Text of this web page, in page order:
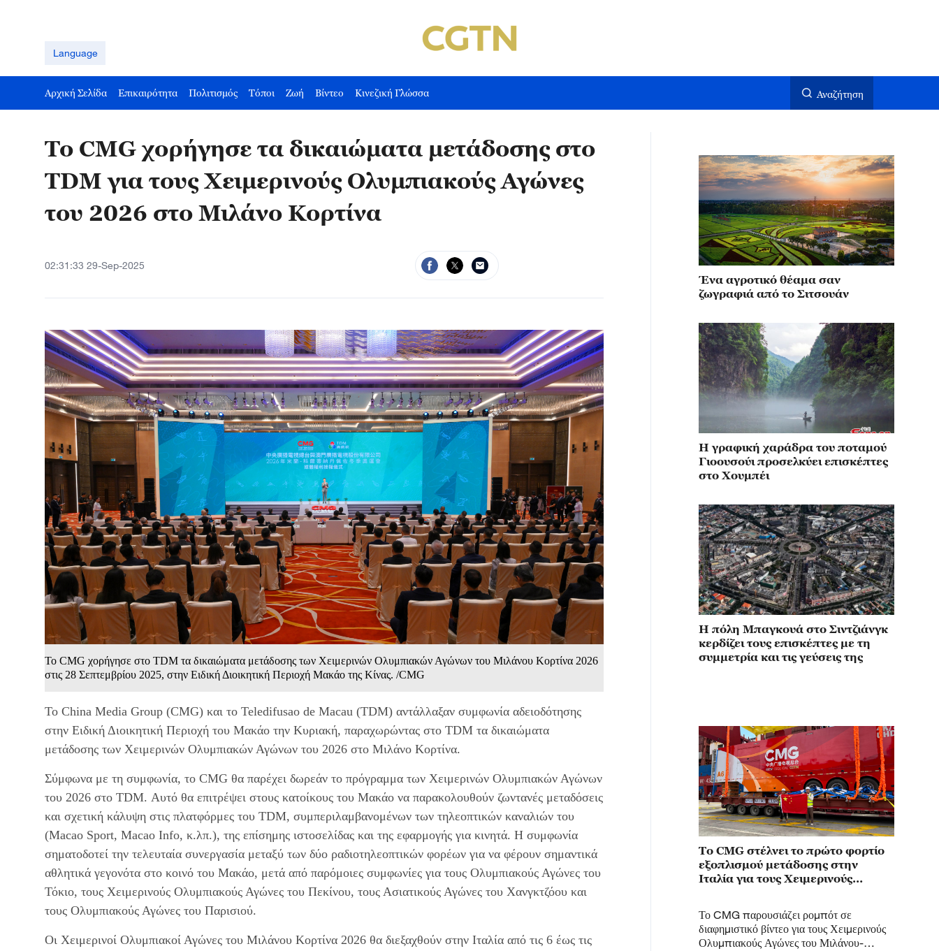
Language
Αρχική Σελίδα Επικαιρότητα Πολιτισμός Τόποι Ζωή Βίντεο Κινεζική Γλώσσα Αναζήτηση
Το CMG χορήγησε τα δικαιώματα μετάδοσης στο
TDM για τους Χειμερινούς Ολυμπιακούς Αγώνες
του 2026 στο Μιλάνο Κορτίνα
02:31:33 29-Sep-2025
Το CMG χορήγησε στο TDM τα δικαιώματα μετάδοσης των Χειμερινών Ολυμπιακών Αγώνων του Μιλάνου Κορτίνα 2026
στις 28 Σεπτεμβρίου 2025, στην Ειδική Διοικητική Περιοχή Μακάο της Κίνας. /CMG
Το China Media Group (CMG) και το Teledifusao de Macau (TDM) αντάλλαξαν συμφωνία αδειοδότησης
στην Ειδική Διοικητική Περιοχή του Μακάο την Κυριακή, παραχωρώντας στο TDM τα δικαιώματα
μετάδοσης των Χειμερινών Ολυμπιακών Αγώνων του 2026 στο Μιλάνο Κορτίνα.
Σύμφωνα με τη συμφωνία, το CMG θα παρέχει δωρεάν το πρόγραμμα των Χειμερινών Ολυμπιακών Αγώνων
του 2026 στο TDM. Αυτό θα επιτρέψει στους κατοίκους του Μακάο να παρακολουθούν ζωντανές μεταδόσεις
και σχετική κάλυψη στις πλατφόρμες του TDM, συμπεριλαμβανομένων των τηλεοπτικών καναλιών του
(Macao Sport, Macao Info, κ.λπ.), της επίσημης ιστοσελίδας και της εφαρμογής για κινητά. Η συμφωνία
σηματοδοτεί την τελευταία συνεργασία μεταξύ των δύο ραδιοτηλεοπτικών φορέων για να φέρουν σημαντικά
αθλητικά γεγονότα στο κοινό του Μακάο, μετά από παρόμοιες συμφωνίες για τους Ολυμπιακούς Αγώνες του
Τόκιο, τους Χειμερινούς Ολυμπιακούς Αγώνες του Πεκίνου, τους Ασιατικούς Αγώνες του Χανγκτζόου και
τους Ολυμπιακούς Αγώνες του Παρισιού.
Οι Χειμερινοί Ολυμπιακοί Αγώνες του Μιλάνου Κορτίνα 2026 θα διεξαχθούν στην Ιταλία από τις 6 έως τις
Ένα αγροτικό θέαμα σαν
ζωγραφιά από το Σιτσουάν
Η γραφική χαράδρα του ποταμού
Γιοουσούι προσελκύει επισκέπτες
στο Χουμπέι
Η πόλη Μπαγκουά στο Σιντζιάνγκ
κερδίζει τους επισκέπτες με τη
συμμετρία και τις γεύσεις της
Το CMG στέλνει το πρώτο φορτίο
εξοπλισμού μετάδοσης στην
Ιταλία για τους Χειμερινούς
Το CMG παρουσιάζει ρομπότ σε
διαφημιστικό βίντεο για τους Χειμερινούς
Ολυμπιακούς Αγώνες του Μιλάνου-